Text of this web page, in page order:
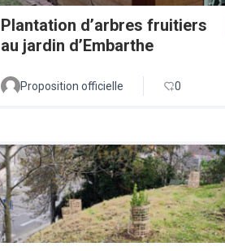
Plantation d’arbres fruitiers
au jardin d’Embarthe
Proposition officielle 0